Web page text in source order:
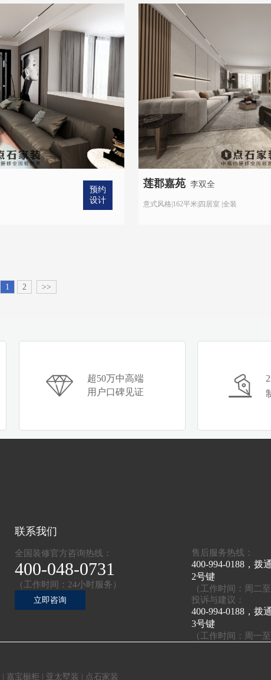
预约
设计
莲郡嘉苑李双全
意式风格|162平米|四居室 |全装
1 2 >>
超50万中高端
用户口碑见证
联系我们
全国装修官方咨询热线：
400-048-0731
（工作时间：24小时服务）
立即咨询
售后服务热线：
400-994-0188，拨
2号键
（工作时间：周二
投诉与建议：
400-994-0188，拨
3号键
（工作时间：周一
嘉宝橱柜 | 亚太墅装 | 点石家装